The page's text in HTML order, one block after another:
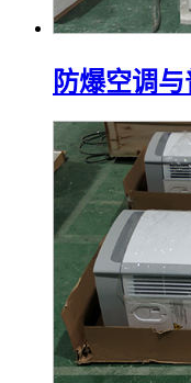
防爆空调